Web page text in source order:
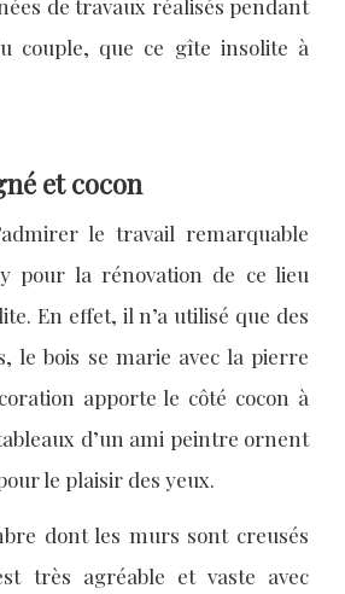
de travaux réalisés pendant
couple, que ce gîte insolite à
et cocon
le travail remarquable
pour la rénovation de ce lieu
En effet, il n’a utilisé que des
le bois se marie avec la pierre
apporte le côté cocon à
d’un ami peintre ornent
le plaisir des yeux.
dont les murs sont creusés
très agréable et vaste avec